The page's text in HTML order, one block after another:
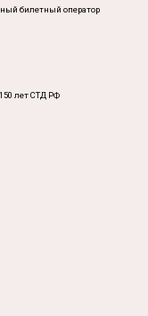
билетный оператор
150 лет СТД РФ